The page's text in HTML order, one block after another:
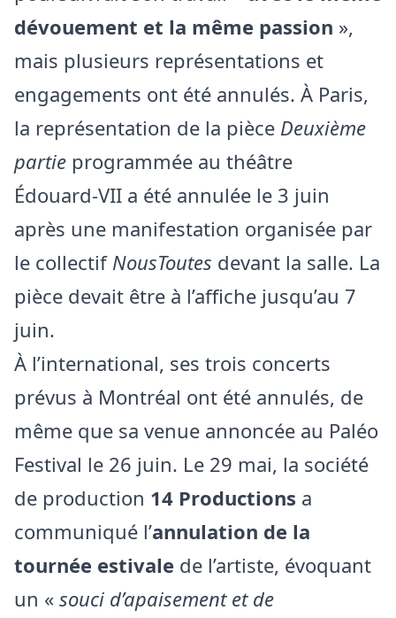
dévouement et la même passion »,
mais plusieurs représentations et
engagements ont été annulés. À Paris,
la représentation de la pièce Deuxième
partie programmée au théâtre
Édouard‑VII a été annulée le 3 juin
après une manifestation organisée par
le collectif NousToutes devant la salle. La
pièce devait être à l’affiche jusqu’au 7
juin.
À l’international, ses trois concerts
prévus à Montréal ont été annulés, de
même que sa venue annoncée au Paléo
Festival le 26 juin. Le 29 mai, la société
de production 14 Productions a
communiqué l’annulation de la
tournée estivale de l’artiste, évoquant
un « souci d’apaisement et de